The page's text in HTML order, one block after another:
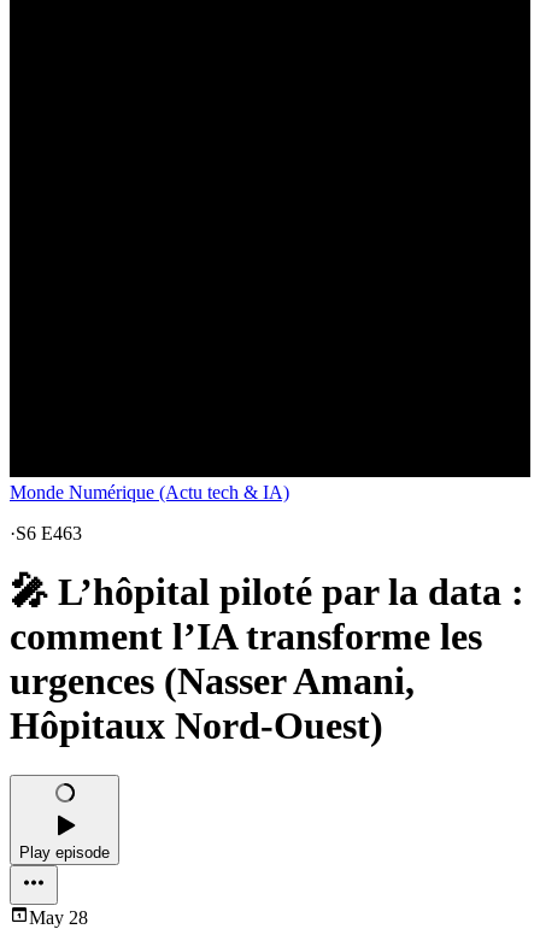
Monde Numérique (Actu tech & IA)
·S6 E463
🎤 L’hôpital piloté par la data :
comment l’IA transforme les
urgences (Nasser Amani,
Hôpitaux Nord-Ouest)
Play episode
May 28